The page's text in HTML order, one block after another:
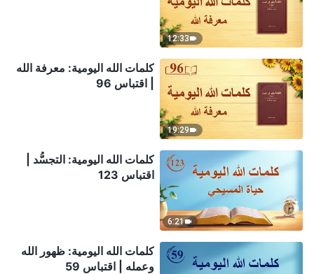
12:33
19:29
كلمات الله اليومية: معرفة الله
| اقتباس 96
6:21
كلمات الله اليومية: التجسُّد |
اقتباس 123
كلمات الله اليومية: ظهور الله
وعمله | اقتباس 59